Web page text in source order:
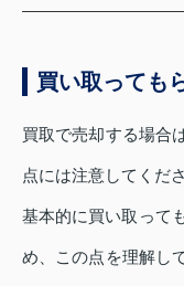
買い取っても
買取で売却する場合
点には注意してくださ
基本的に買い取って
め、この点を理解し